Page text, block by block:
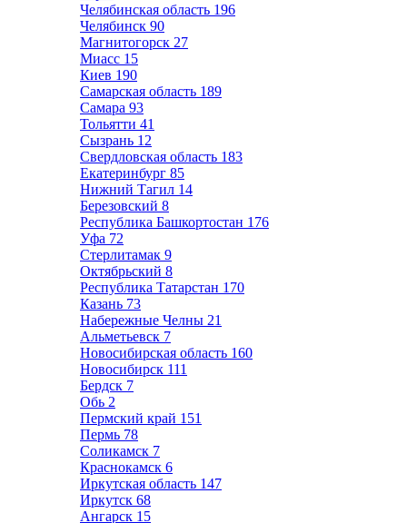
Челябинская область 196
Челябинск 90
Магнитогорск 27
Миасс 15
Киев 190
Самарская область 189
Самара 93
Тольятти 41
Сызрань 12
Свердловская область 183
Екатеринбург 85
Нижний Тагил 14
Березовский 8
Республика Башкортостан 176
Уфа 72
Стерлитамак 9
Октябрьский 8
Республика Татарстан 170
Казань 73
Набережные Челны 21
Альметьевск 7
Новосибирская область 160
Новосибирск 111
Бердск 7
Обь 2
Пермский край 151
Пермь 78
Соликамск 7
Краснокамск 6
Иркутская область 147
Иркутск 68
Ангарск 15